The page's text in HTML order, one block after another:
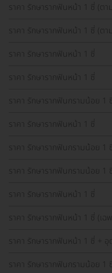
ราคา รักษารากฟันหน้า 1 ซี่ (ตา
ราคา รักษารากฟันหน้า 1 ซี่ (ตา
ราคา รักษารากฟันหน้า 1 ซี่
ราคา รักษารากฟันหน้า 1 ซี่
ราคา รักษารากฟันกรามน้อย 1 ซี่
ราคา รักษารากฟันหน้า 1 ซี่
ราคา รักษารากฟันกรามน้อย 1
ราคา รักษารากฟันกรามน้อย 1
ราคา รักษารากฟันหน้า 1 ซี่
ราคา รักษารากฟันหน้า 1 ซี่ (เฉ
ราคา รักษารากฟันหน้า 1 ซี่ +
ราคา รักษารากฟันกรามน้อย 1 ซี่